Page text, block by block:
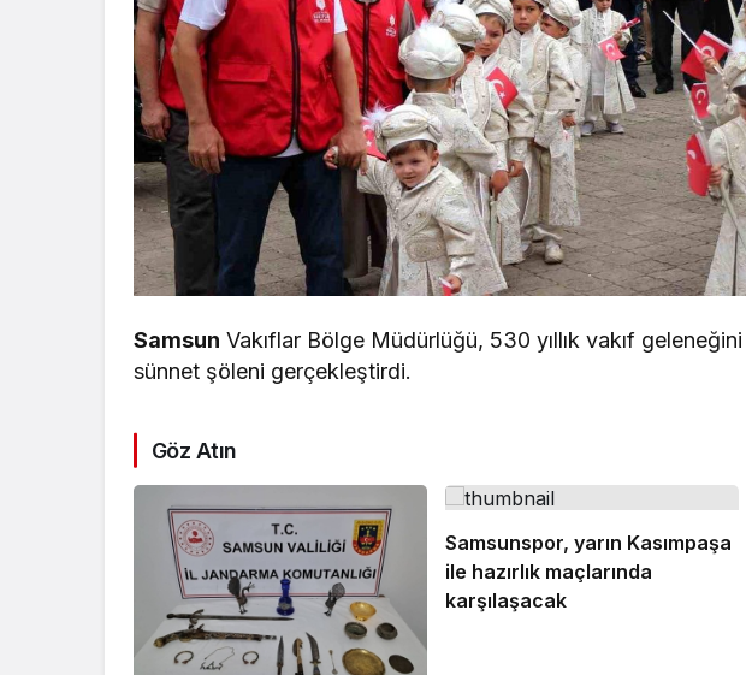
Samsun Vakıflar Bölge Müdürlüğü, 530 yıllık vakıf
sünnet şöleni gerçekleştirdi.
Göz Atın
Samsunspor, yarın Kasımpaşa
ile hazırlık maçlarında
karşılaşacak